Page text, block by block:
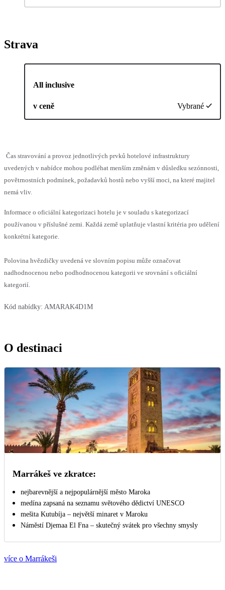
Strava
All inclusive
v ceně Vybrané
Čas stravování a provoz jednotlivých prvků hotelové infrastruktury
uvedených v nabídce mohou podléhat menším změnám v důsledku sezónnosti,
povětrnostních podmínek, požadavků hostů nebo vyšší moci, na které majitel
nemá vliv.
Informace o oficiální kategorizaci hotelu je v souladu s kategorizací
používanou v příslušné zemi. Každá země uplatňuje vlastní kritéria pro udělení
konkrétní kategorie.
Polovina hvězdičky uvedená ve slovním popisu může označovat
nadhodnocenou nebo podhodnocenou kategorii ve srovnání s oficiální
kategorií.
Kód nabídky: AMARAK4D1M
O destinaci
Marrákeš ve zkratce:
nejbarevnější a nejpopulárnější město Maroka
medína zapsaná na seznamu světového dědictví UNESCO
mešita Kutubíja – největší minaret v Maroku
Náměstí Djemaa El Fna – skutečný svátek pro všechny smysly
více o Marrákeši